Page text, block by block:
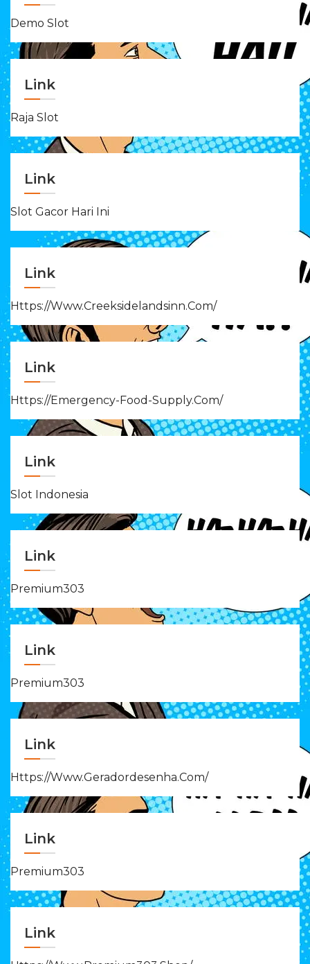
Demo Slot
Link
Raja Slot
Link
Slot Gacor Hari Ini
Link
Https://www.creeksidelandsinn.com/
Link
Https://emergency-Food-Supply.com/
Link
Slot Indonesia
Link
Premium303
Link
Premium303
Link
Https://www.geradordesenha.com/
Link
Premium303
Link